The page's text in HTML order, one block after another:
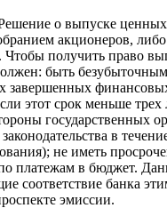
о выпуске
акционеров,
Чтобы получить право
быть
завершенных
этот срок меньше трех
государственных
в
не иметь
платежам в бюджет.
соответствие банка
эмиссии.